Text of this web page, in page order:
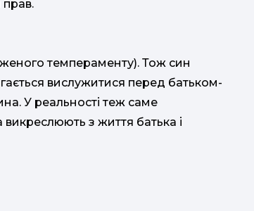
темпераменту). Тож син
вислужитися перед батьком-
У реальності теж саме
викреслюють з життя батька і